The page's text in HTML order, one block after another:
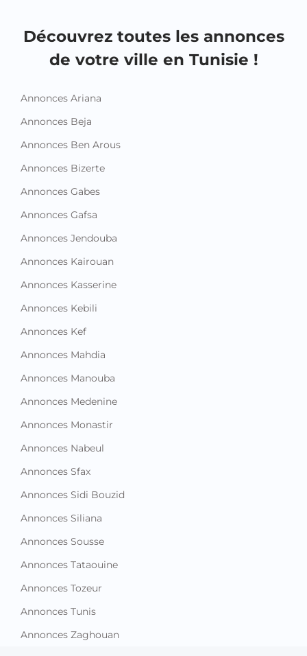
Découvrez toutes les annonces
de votre ville en Tunisie !
Annonces Ariana
Annonces Beja
Annonces Ben Arous
Annonces Bizerte
Annonces Gabes
Annonces Gafsa
Annonces Jendouba
Annonces Kairouan
Annonces Kasserine
Annonces Kebili
Annonces Kef
Annonces Mahdia
Annonces Manouba
Annonces Medenine
Annonces Monastir
Annonces Nabeul
Annonces Sfax
Annonces Sidi Bouzid
Annonces Siliana
Annonces Sousse
Annonces Tataouine
Annonces Tozeur
Annonces Tunis
Annonces Zaghouan